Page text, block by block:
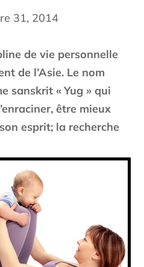
31, 2014
de vie personnelle
de l’Asie. Le nom
sanskrit « Yug » qui
être mieux
esprit; la recherche